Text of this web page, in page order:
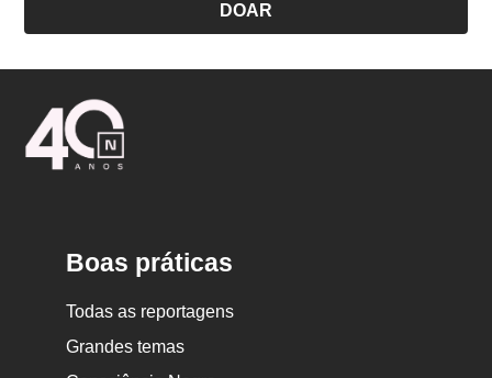
DOAR
Boas práticas
Todas as reportagens
Grandes temas